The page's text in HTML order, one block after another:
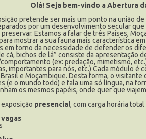
Olá! Seja bem-vindo a Abertura
pretende ser mais um ponto na união
por um desenvolvimento secular
Estamos a falar de três Países,
mostrar a sua fauna mais característica
em torno da necessidade de defender os
cá, bichos de lá” consiste da apresentação
(ex: predação, mimetismo,
importantes para nós, etc.) Cada módulo é
e Moçambique. Desta forma, o
(e o mundo todo) e fala uma só língua, na
os mesmos papéis, onde quer que
exposição presencial, com carga horária total